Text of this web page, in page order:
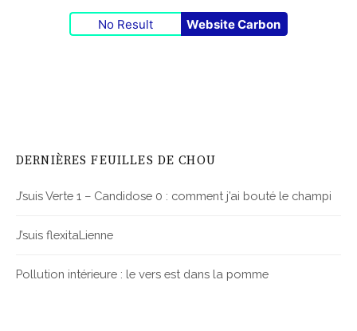
No Result Website Carbon
DERNIÈRES FEUILLES DE CHOU
J’suis Verte 1 – Candidose 0 : comment j’ai bouté le champi
J’suis flexitaLienne
Pollution intérieure : le vers est dans la pomme